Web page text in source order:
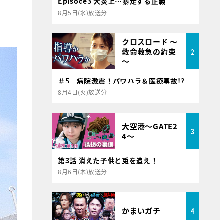
8月5日(水)放送分
クロスロード ～
救命救急の約束
～
2
＃5 病院激震！パワハラ＆医療事故!?
8月4日(火)放送分
大空港～GATE2
4～
3
第3話 消えた子供と兎を追え！
8月6日(木)放送分
かまいガチ 4